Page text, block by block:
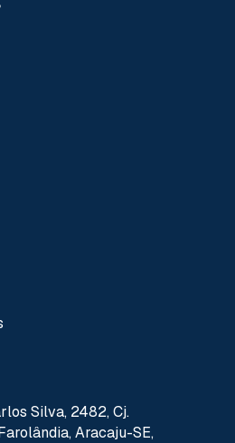
Silva, 2482, Cj.
Aracaju-SE,